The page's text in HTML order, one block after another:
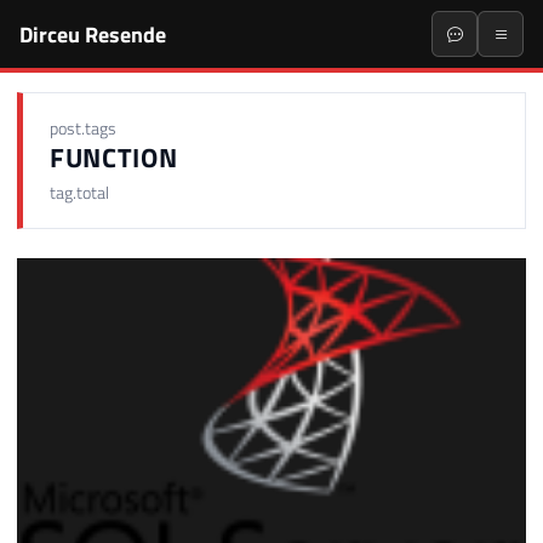
Dirceu Resende
post.tags
FUNCTION
tag.total